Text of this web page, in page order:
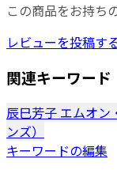
この商品をお持ち
レビューを投稿す
関連キーワード
辰巳芳子 エムオン
ンズ）
キーワードの編集